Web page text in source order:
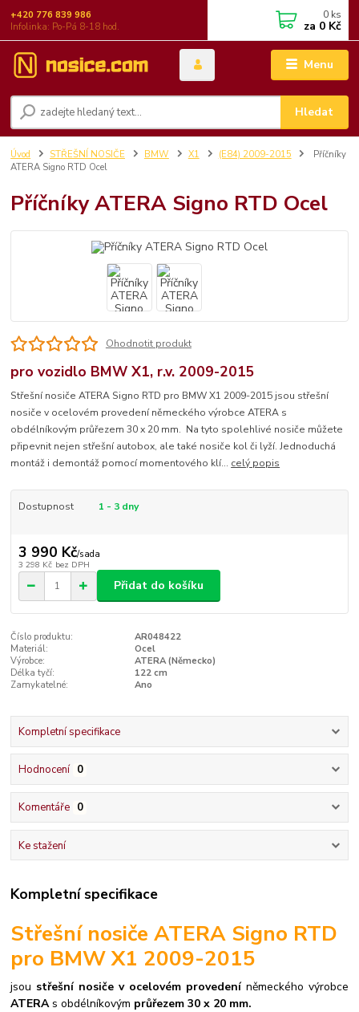
Menu
Hledat
+420 776 839 986
Infolinka: Po-Pá 8-18 hod.
0 ks
za 0 Kč
Úvod STŘEŠNÍ NOSIČE BMW X1 (E84) 2009-2015
Příčníky
ATERA Signo RTD Ocel
Příčníky ATERA Signo RTD Ocel
Ohodnotit produkt
pro vozidlo BMW X1, r.v. 2009-2015
Střešní nosiče ATERA Signo RTD pro BMW X1 2009-2015 jsou střešní
nosiče v ocelovém provedení německého výrobce ATERA s
obdélníkovým průřezem 30 x 20 mm. Na tyto spolehlivé nosiče můžete
připevnit nejen střešní autobox, ale také nosiče kol či lyží. Jednoduchá
montáž i demontáž pomocí momentového klí... celý popis
Dostupnost 1 - 3 dny
3 990 Kč/sada
3 298 Kč bez DPH
Přidat do košíku
Číslo produktu:
AR048422
Materiál:
Ocel
Výrobce:
ATERA (Německo)
Délka tyčí:
122 cm
Zamykatelné:
Ano
Kompletní specifikace
Hodnocení 0
Komentáře 0
Ke stažení
Kompletní specifikace
Střešní nosiče ATERA Signo RTD
pro BMW X1 2009-2015
jsou střešní nosiče v ocelovém provedeníněmeckého výrobce
ATERAs obdélníkovým průřezem 30 x 20 mm.